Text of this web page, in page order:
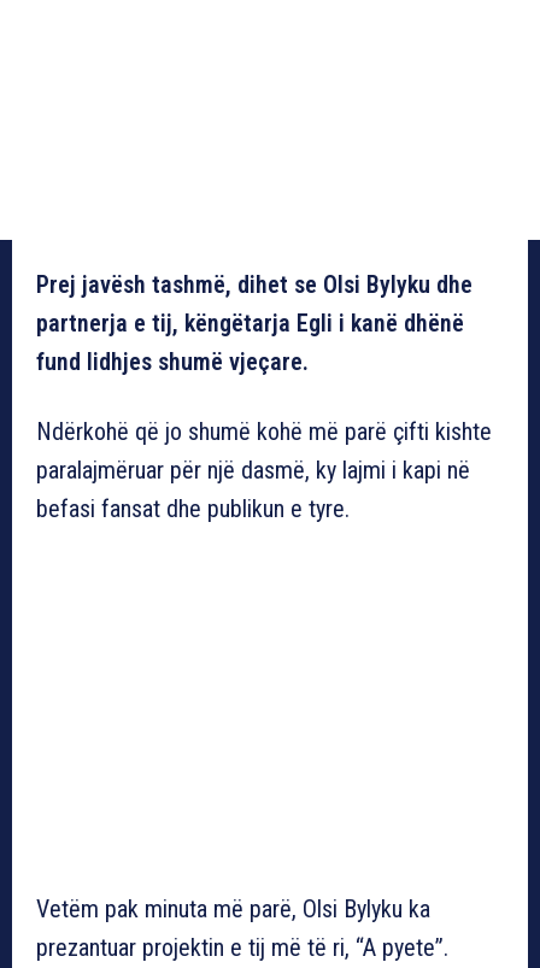
Prej javësh tashmë, dihet se Olsi Bylyku dhe
partnerja e tij, këngëtarja Egli i kanë dhënë
fund lidhjes shumë vjeçare.
Ndërkohë që jo shumë kohë më parë çifti kishte
paralajmëruar për një dasmë, ky lajmi i kapi në
befasi fansat dhe publikun e tyre.
Vetëm pak minuta më parë, Olsi Bylyku ka
prezantuar projektin e tij më të ri, “A pyete”.